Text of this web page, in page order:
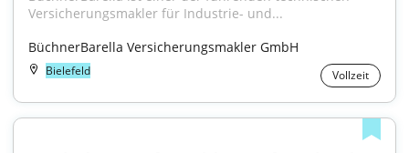
Versicherungsmakler für Industrie- und...
BüchnerBarella Versicherungsmakler GmbH
Bielefeld Vollzeit